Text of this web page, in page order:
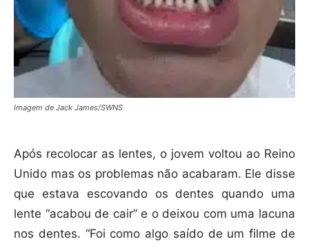
Imagem de Jack James/SWNS
Após recolocar as lentes, o jovem voltou ao Reino
Unido mas os problemas não acabaram. Ele disse
que estava escovando os dentes quando uma
lente “acabou de cair” e o deixou com uma lacuna
nos dentes. “Foi como algo saído de um filme de